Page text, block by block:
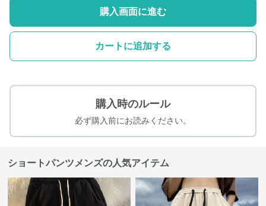
購入画面に進む
カートに追加する
購入時のルール
必ず購入前にお読みください。
ショートパンツメンズの人気アイテム